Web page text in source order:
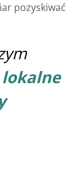
pozyskiwać